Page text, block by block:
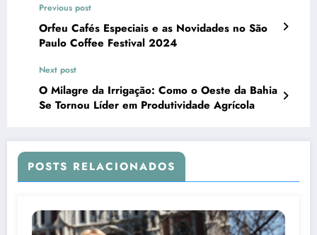
Previous post
Orfeu Cafés Especiais e as Novidades no São
Paulo Coffee Festival 2024
Next post
O Milagre da Irrigação: Como o Oeste da Bahia
Se Tornou Líder em Produtividade Agrícola
POSTS RELACIONADOS